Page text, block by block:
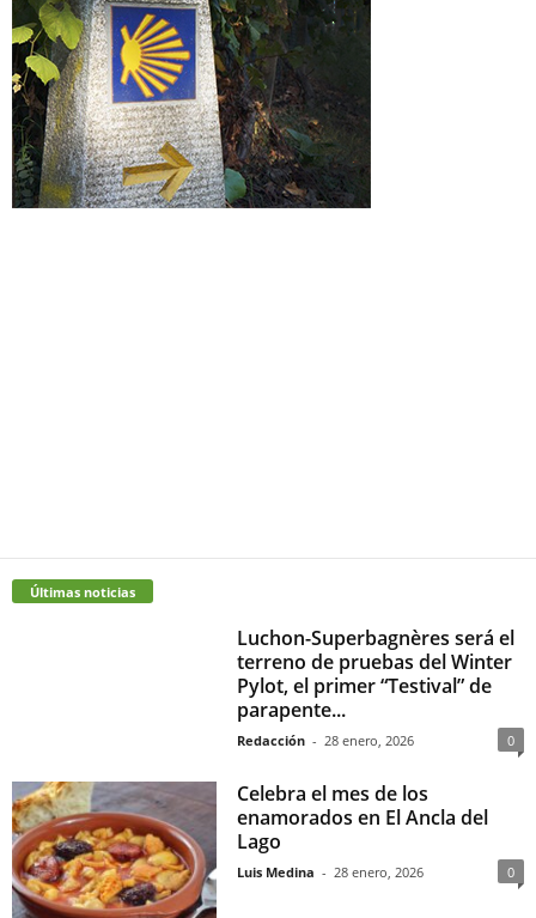
Últimas noticias
Luchon-Superbagnères será el
terreno de pruebas del Winter
Pylot, el primer “Testival” de
parapente...
Redacción - 28 enero, 2026 0
Celebra el mes de los
enamorados en El Ancla del
Lago
Luis Medina - 28 enero, 2026 0